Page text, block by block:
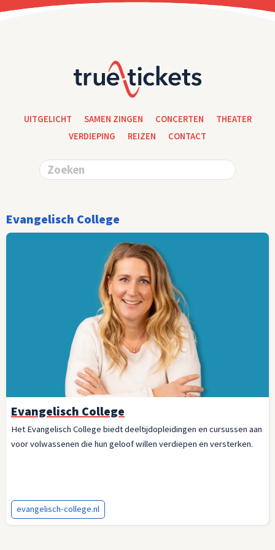
UITGELICHT SAMEN ZINGEN CONCERTEN
THEATER
VERDIEPING
REIZEN CONTACT
Evangelisch College
Evangelisch College
Het Evangelisch College biedt deeltijdopleidingen en cursussen aan
voor volwassenen die hun geloof willen verdiepen en versterken.
evangelisch-college.nl